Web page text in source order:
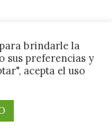
AVISO LEGAL
brindarle la
sus preferencias y
acepta el uso